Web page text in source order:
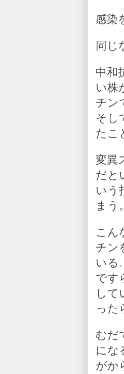
感染
同じ
中和
い株
チン
そし
たこ
変異
だと
いう
まう。
こん
チン
いる
です
して
った
むだ
にな
がか